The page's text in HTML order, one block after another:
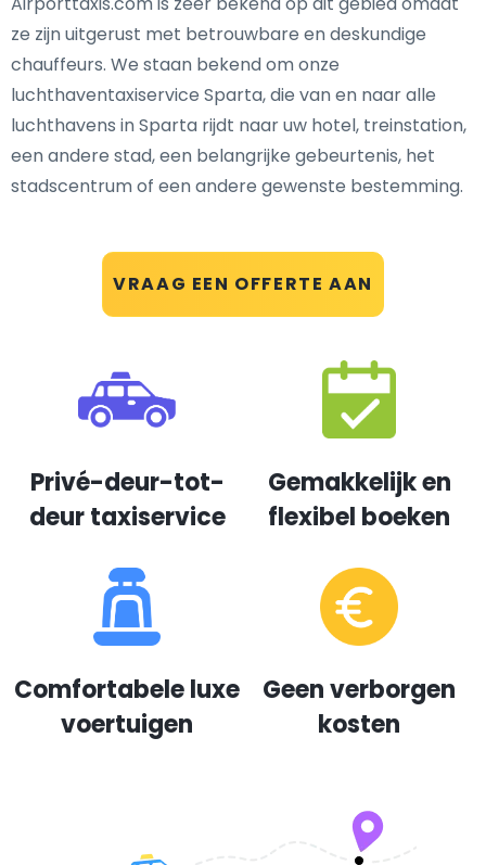
VRAAG EEN OFFERTE AAN
ze zijn uitgerust met betrouwbare en deskundige
chauffeurs. We staan bekend om onze
luchthaventaxiservice Sparta, die van en naar alle
luchthavens in Sparta rijdt naar uw hotel, treinstation,
een andere stad, een belangrijke gebeurtenis, het
stadscentrum of een andere gewenste bestemming.
Privé-deur-tot-
deur taxiservice
Gemakkelijk en
flexibel boeken
Comfortabele luxe
voertuigen
Geen verborgen
kosten